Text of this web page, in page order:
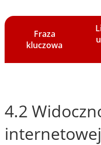
Fraza
kluczowa
4.2
internetowej